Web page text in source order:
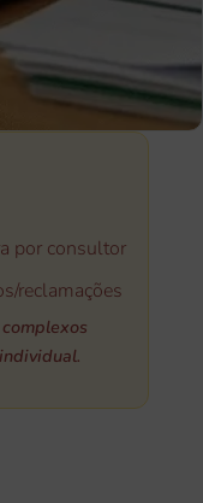
por consultor
reclamações